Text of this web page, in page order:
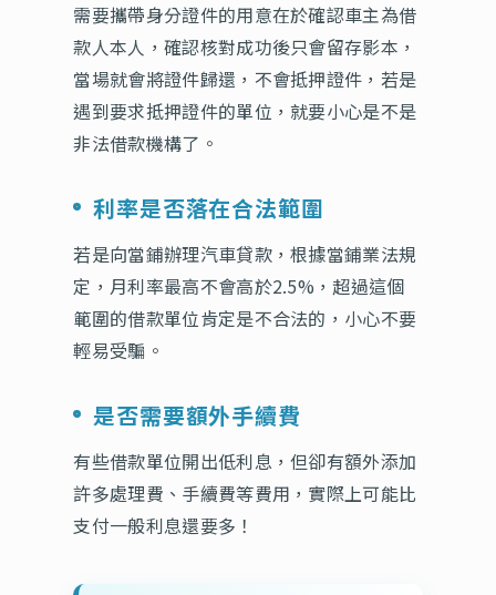
需要攜帶身分證件的用意在於確認車主為借
款人本人，確認核對成功後只會留存影本，
當場就會將證件歸還，不會抵押證件，若是
遇到要求抵押證件的單位，就要小心是不是
非法借款機構了。
利率是否落在合法範圍
若是向當鋪辦理汽車貸款，根據當鋪業法規
定，月利率最高不會高於2.5%，超過這個
範圍的借款單位肯定是不合法的，小心不要
輕易受騙。
是否需要額外手續費
有些借款單位開出低利息，但卻有額外添加
許多處理費、手續費等費用，實際上可能比
支付一般利息還要多！